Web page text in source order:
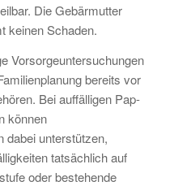
Die Gebärmutter
keinen Schaden.
Vorsorgeuntersuchungen
bereits vor
Bei auffälligen Pap-
können
dabei unterstützen,
tatsächlich auf
oder bestehende